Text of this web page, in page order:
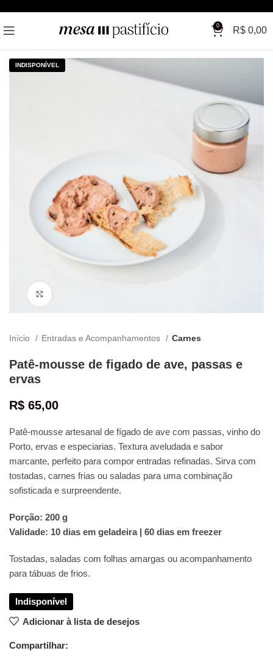
0 R$ 0,00
Início Entradas e Acompanhamentos Carnes
Patê-mousse de figado de ave, passas e
ervas
R$ 65,00
Patê-mousse artesanal de fígado de ave com passas, vinho do
Porto, ervas e especiarias. Textura aveludada e sabor
marcante, perfeito para compor entradas refinadas. Sirva com
tostadas, carnes frias ou saladas para uma combinação
sofisticada e surpreendente.
Porção: 200 g
Validade: 10 dias em geladeira | 60 dias em freezer
Tostadas, saladas com folhas amargas ou acompanhamento
para tábuas de frios.
Adicionar à lista de desejos
Compartilhar: